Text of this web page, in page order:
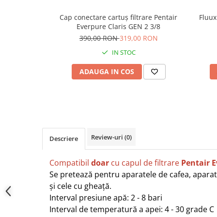
Cap conectare cartuș filtrare Pentair
Everpure Claris GEN 2 3/8
390,00 RON319,00 RON
IN STOC
ADAUGA IN COS
Descriere Review-uri (0)
Compatibil doar cu capul de filtrare Pentair
Se pretează pentru aparatele de cafea,
și cele cu gheață.
Interval presiune apă: 2 - 8 bari
Interval de temperatură a apei: 4 - 30 grade C